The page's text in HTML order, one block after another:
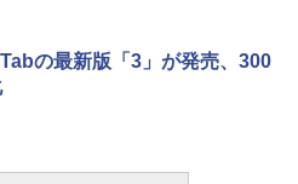
の最新版「3」が発売、300